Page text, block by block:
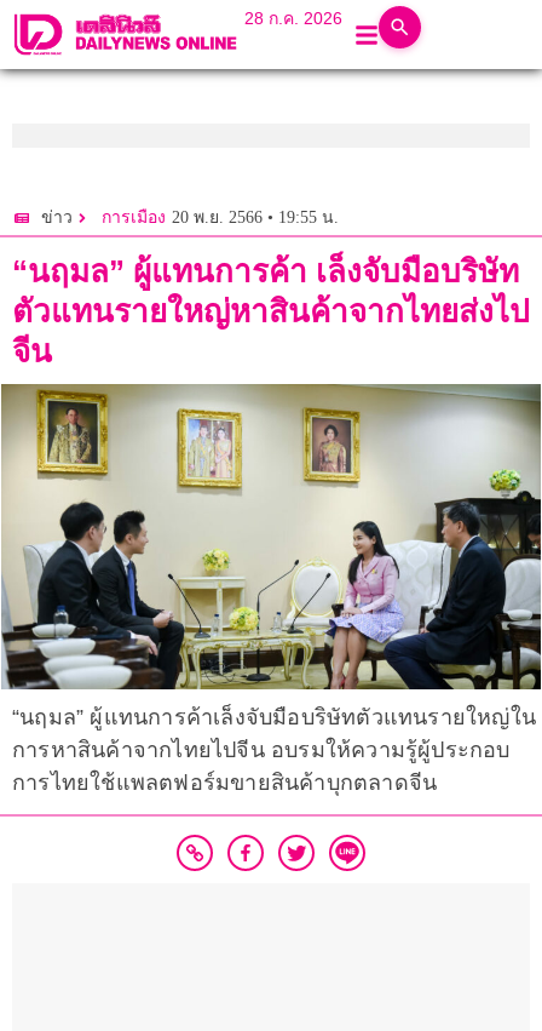
28 ก.ค. 2026
ข่าว การเมือง 20 พ.ย. 2566 • 19:55 น.
“นฤมล” ผู้แทนการค้า เล็งจับมือบริษัท
ตัวแทนรายใหญ่หาสินค้าจากไทยส่งไป
จีน
“นฤมล” ผู้แทนการค้าเล็งจับมือบริษัทตัวแทนรายใหญ่ใน
การหาสินค้าจากไทยไปจีน อบรมให้ความรู้ผู้ประกอบ
การไทยใช้แพลตฟอร์มขายสินค้าบุกตลาดจีน